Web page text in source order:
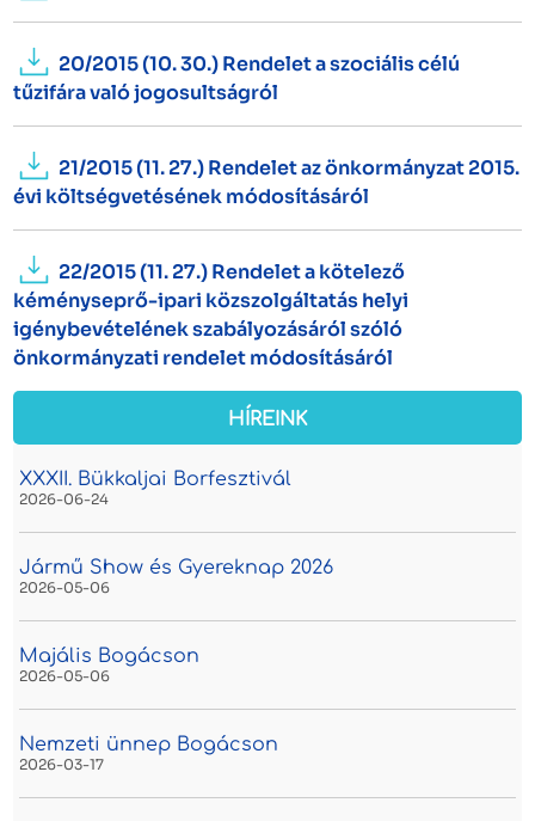
20/2015 (10. 30.) Rendelet a szociális célú
tűzifára való jogosultságról
21/2015 (11. 27.) Rendelet az önkormányzat 2015.
évi költségvetésének módosításáról
22/2015 (11. 27.) Rendelet a kötelező
kéményseprő-ipari közszolgáltatás helyi
igénybevételének szabályozásáról szóló
önkormányzati rendelet módosításáról
HÍREINK
XXXII. Bükkaljai Borfesztivál
2026-06-24
Jármű Show és Gyereknap 2026
2026-05-06
Majális Bogácson
2026-05-06
Nemzeti ünnep Bogácson
2026-03-17